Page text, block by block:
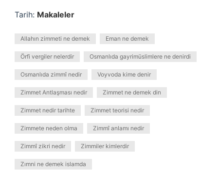
Tarih: Makaleler
Allahın zimmeti ne demek Eman ne demek
Örfi vergiler nelerdir Osmanlıda gayrimüslimlere ne denirdi
Osmanlıda zimmî nedir Voyvoda kime denir
Zimmet Antlaşması nedir Zimmet ne demek din
Zimmet nedir tarihte Zimmet teorisi nedir
Zimmete neden olma Zimmî anlamı nedir
Zimmî zikri nedir Zimmiler kimlerdir
Zımni ne demek islamda